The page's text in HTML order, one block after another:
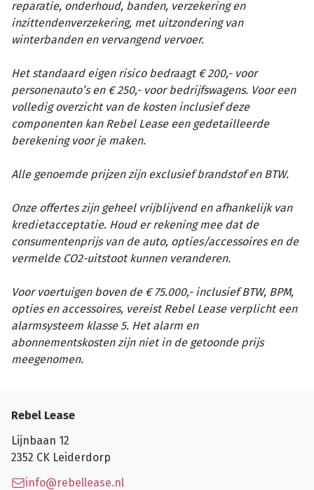
reparatie, onderhoud, banden, verzekering en
inzittendenverzekering, met uitzondering van
winterbanden en vervangend vervoer.
Het standaard eigen risico bedraagt € 200,- voor
personenauto’s en € 250,- voor bedrijfswagens. Voor een
volledig overzicht van de kosten inclusief deze
componenten kan Rebel Lease een gedetailleerde
berekening voor je maken.
Alle genoemde prijzen zijn exclusief brandstof en BTW.
Onze offertes zijn geheel vrijblijvend en afhankelijk van
kredietacceptatie. Houd er rekening mee dat de
consumentenprijs van de auto, opties/accessoires en de
vermelde CO2-uitstoot kunnen veranderen.
Voor voertuigen boven de € 75.000,- inclusief BTW, BPM,
opties en accessoires, vereist Rebel Lease verplicht een
alarmsysteem klasse 5. Het alarm en
abonnementskosten zijn niet in de getoonde prijs
meegenomen.
Rebel Lease
Lijnbaan 12
2352 CK Leiderdorp
info@rebellease.nl